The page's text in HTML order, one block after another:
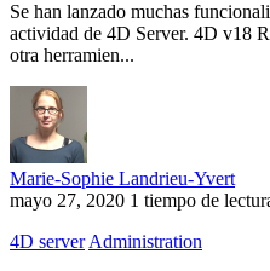
Se han lanzado muchas
actividad de 4D Server. 4D v18
otra herramien...
Marie-Sophie Landrieu-Yvert
mayo 27, 2020 1 tiempo de
4D server Administration